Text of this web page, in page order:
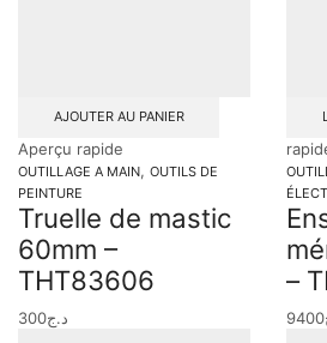
AJOUTER AU PANIER
Aperçu rapide
OUTILLAGE A MAIN, OUTILS DE
PEINTURE
Truelle de mastic
60mm –
THT83606
د.ج300
–
9400